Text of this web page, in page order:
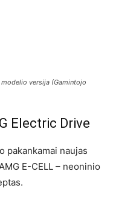
modelio versija (Gamintojo
Electric Drive
pakankamai naujas
E-CELL – neoninio